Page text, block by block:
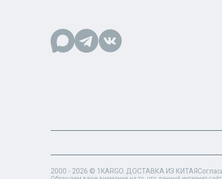
2000 - 2026 © 1KARGO . ДОСТАВКА ИЗ КИТАЯ